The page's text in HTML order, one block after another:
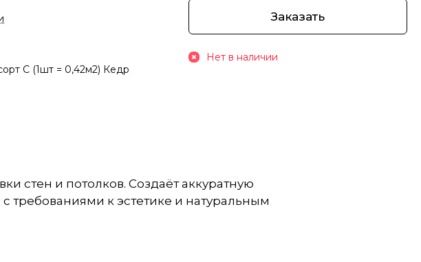
С (1шт = 0,42м2) Кедр
Заказать
Нет в наличии
стен и потолков. Создаёт аккуратную
требованиями к эстетике и натуральным